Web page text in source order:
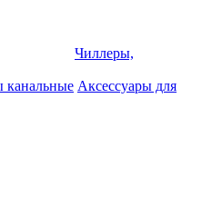
Чиллеры,
канальные Аксессуары для